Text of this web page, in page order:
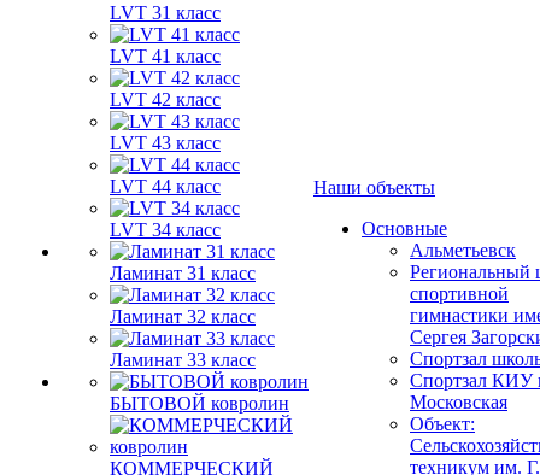
LVT 31 класс
LVT 41 класс
LVT 42 класс
LVT 43 класс
LVT 44 класс
LVT 34 класс
Ламинат 31 класс
Ламинат 32 класс
Ламинат 33 класс
БЫТОВОЙ ковролин
КОММЕРЧЕСКИЙ
Наши объекты
Основные
Альметьевск
Региональный
спортивной
гимнастики
Сергея
Спортзал
Спортзал КИУ
Московская
Объект:
техникум им.